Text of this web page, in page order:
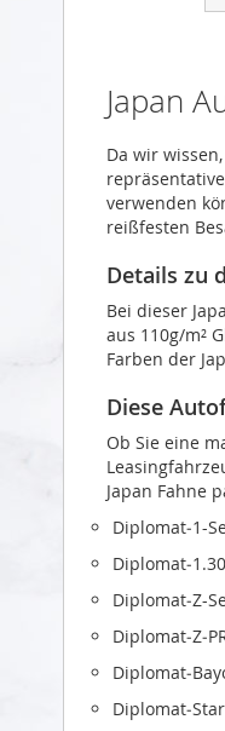
Japan
Da wir
verwenden
reißfesten
Details zu
Bei dieser
aus 110g/m²
Farben der
Diese
Ob Sie eine
Japan Fahne
Diplomat‑1-
Diplomat‑Z-